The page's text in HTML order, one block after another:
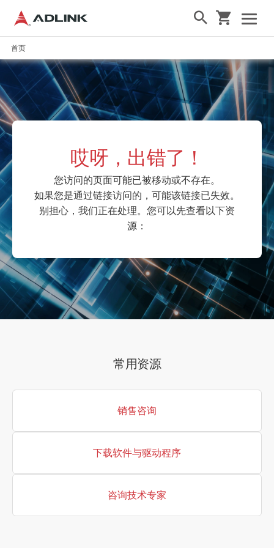
首页
哎呀，出错了！
您访问的页面可能已被移动或不存在。
如果您是通过链接访问的，可能该链接已失效。
别担心，我们正在处理。您可以先查看以下资
源：
常用资源
销售咨询
下载软件与驱动程序
咨询技术专家